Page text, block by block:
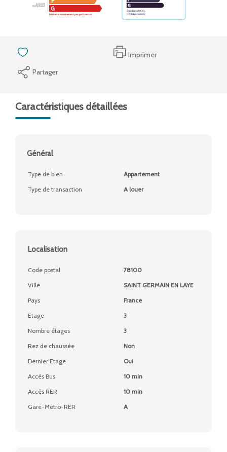
Imprimer
Partager
Caractéristiques détaillées
Général
Type de bien
Appartement
Type de transaction
A louer
Localisation
Code postal
78100
Ville
SAINT GERMAIN EN LAYE
Pays
France
Etage
3
Nombre étages
3
Rez de chaussée
Non
Dernier Etage
Oui
Accès Bus
10 min
Accès RER
10 min
Gare-Métro-RER
A